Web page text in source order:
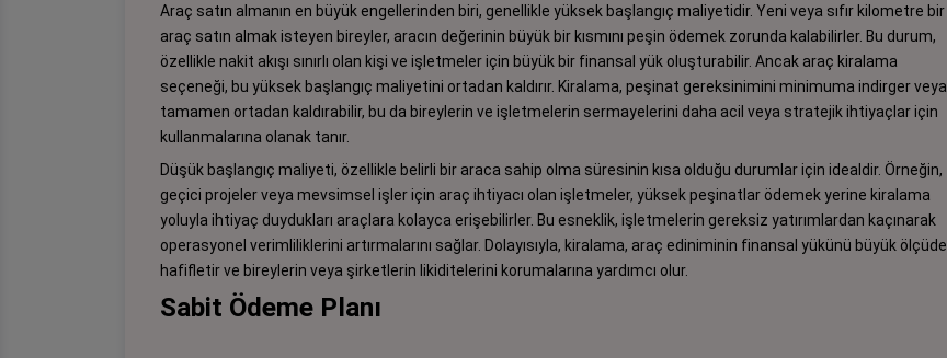
Araç satın almanın en büyük engellerinden biri, genellikle yüksek başlangıç maliyetidir. Yeni veya sıfır kilometre bir
araç satın almak isteyen bireyler, aracın değerinin büyük bir kısmını peşin ödemek zorunda kalabilirler. Bu durum,
özellikle nakit akışı sınırlı olan kişi ve işletmeler için büyük bir finansal yük oluşturabilir. Ancak araç kiralama
seçeneği, bu yüksek başlangıç maliyetini ortadan kaldırır. Kiralama, peşinat gereksinimini minimuma indirger veya
tamamen ortadan kaldırabilir, bu da bireylerin ve işletmelerin sermayelerini daha acil veya stratejik ihtiyaçlar için
kullanmalarına olanak tanır.
Düşük başlangıç maliyeti, özellikle belirli bir araca sahip olma süresinin kısa olduğu durumlar için idealdir. Örneğin,
geçici projeler veya mevsimsel işler için araç ihtiyacı olan işletmeler, yüksek peşinatlar ödemek yerine kiralama
yoluyla ihtiyaç duydukları araçlara kolayca erişebilirler. Bu esneklik, işletmelerin gereksiz yatırımlardan kaçınarak
operasyonel verimliliklerini artırmalarını sağlar. Dolayısıyla, kiralama, araç ediniminin finansal yükünü büyük ölçüde
hafifletir ve bireylerin veya şirketlerin likiditelerini korumalarına yardımcı olur.
Sabit Ödeme Planı